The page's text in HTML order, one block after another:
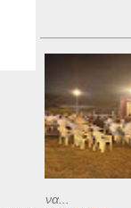
να...